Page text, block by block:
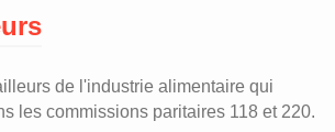
de l'industrie alimentaire qui
les commissions paritaires 118 et 220.